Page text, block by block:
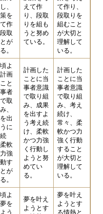
、
を
作
取
が
。
えて作
り、段取
りを組も
うと努め
ている。
て作り、
段取りを
組むこと
が大切と
理解して
いる。
よ
画
と
者
取
、
出
に
軟
強
す
が
。
計画した
ことに当
事者意識
で取り組
み、成果
を出すよ
う考え続
け、柔軟
かつ力強
く行動し
ようと努
めてい
る。
計画した
ことに当
事者意識
で取り組
み、考え
続け、
常々、柔
軟かつ力
強く行動
すること
が大切と
理解して
いる。
よ
を
う
夢を叶え
ようとす
夢を叶え
ようとす
る情熱と